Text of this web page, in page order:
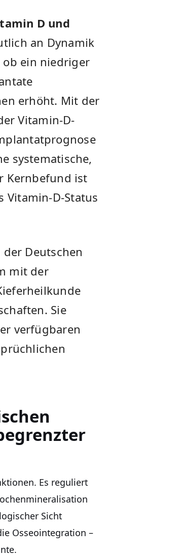
D und
an Dynamik
ein niedriger
erhöht. Mit der
Vitamin-D-
systematische,
Kernbefund ist
Vitamin-D-Status
Deutschen
mit der
Sie
verfügbaren
Es reguliert
Sicht
Osseointegration –